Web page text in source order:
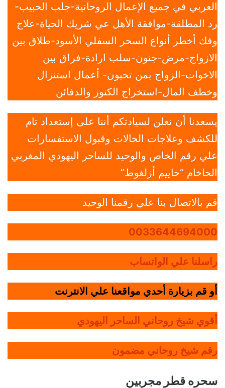
العربي في جميع الإعمال الروحانية-جلب الحبيب-
رد المطلقة-موافقة الأهل عي شريك الحياة-علاج
وفك أخطر أنواع السحر السفلي الأسود-طلاق بين
الازواج-مرض-جنون-سلب ارادة-فراق بين
الاخوات-الزواج بمن تحبون- أعمال استنزال
وخطف المال-استخراج الكنوز والدفائن
يسعدنا أن نعلن لسيادتكم أننا على إستعداد تام
للكشف وعلاجات الحالات وقبول الاستفسارات
علي رقم الخاص والوحيد للساحر اليهودي المغربي
الحاخام “حاييم أزلغوط”
قم بالاتصال بنا علي رقمنا الوحيد
0033644694000
راسلنا علي الواتساب
أو قم بزيارة أحدي مواقعنا علي الانترنت
أقوي شيخ روحاني الساحر اليهودي
رقم شيخ روحاني مضمون
سحره قطر مجربين